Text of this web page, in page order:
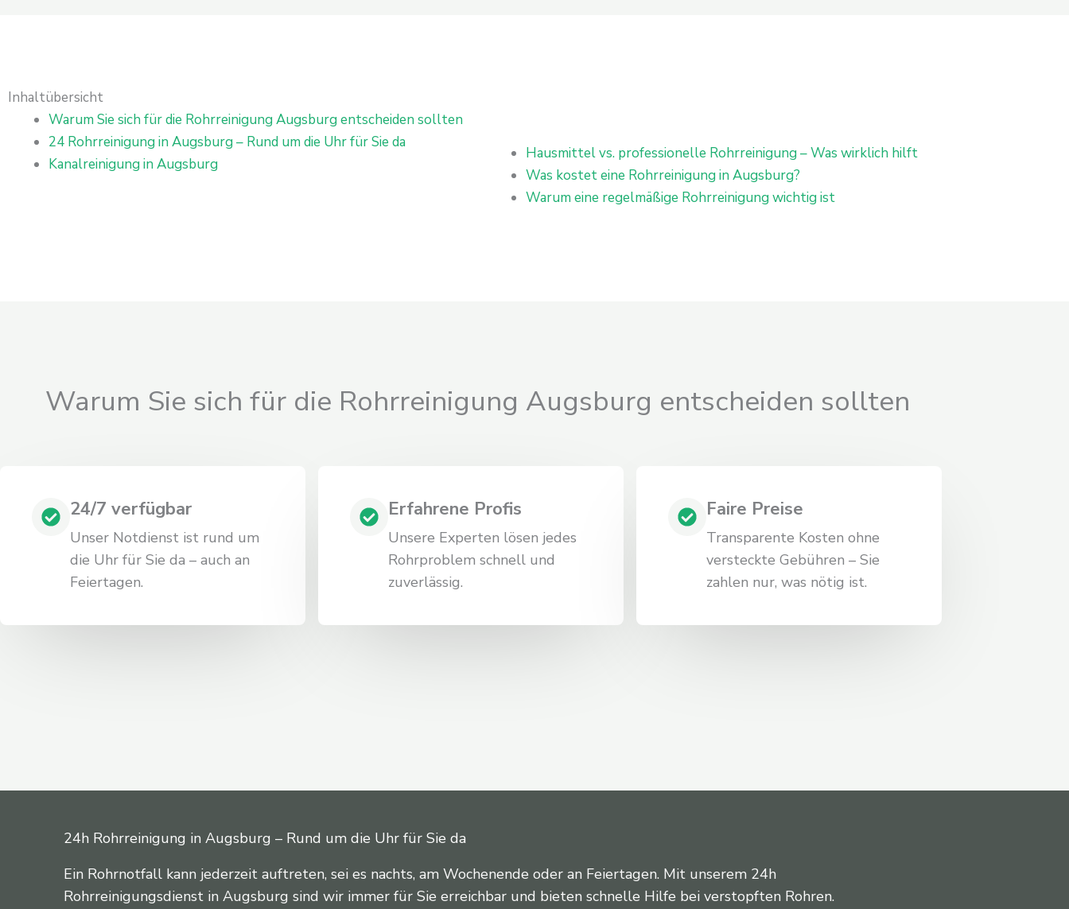
Inhaltübersicht
Warum Sie sich für die Rohrreinigung Augsburg entscheiden sollten
24 Rohrreinigung in Augsburg – Rund um die Uhr für Sie da
Kanalreinigung in Augsburg
Hausmittel vs. professionelle Rohrreinigung – Was wirklich hilft
Was kostet eine Rohrreinigung in Augsburg?
Warum eine regelmäßige Rohrreinigung wichtig ist
Warum Sie sich für die Rohrreinigung Augsburg entscheiden sollten
24/7 verfügbar
Unser Notdienst ist rund um
die Uhr für Sie da – auch an
Feiertagen.
Erfahrene Profis
Unsere Experten lösen jedes
Rohrproblem schnell und
zuverlässig.
Faire Preise
Transparente Kosten ohne
versteckte Gebühren – Sie
zahlen nur, was nötig ist.
24h Rohrreinigung in Augsburg – Rund um die Uhr für Sie da
Ein Rohrnotfall kann jederzeit auftreten, sei es nachts, am Wochenende oder an Feiertagen. Mit unserem 24h
Rohrreinigungsdienst in Augsburg sind wir immer für Sie erreichbar und bieten schnelle Hilfe bei verstopften Rohren.